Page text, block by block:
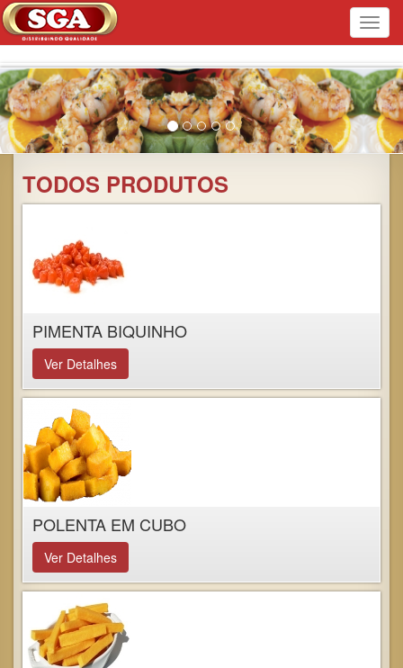
TODOS PRODUTOS
PIMENTA BIQUINHO
Ver Detalhes
POLENTA EM CUBO
Ver Detalhes